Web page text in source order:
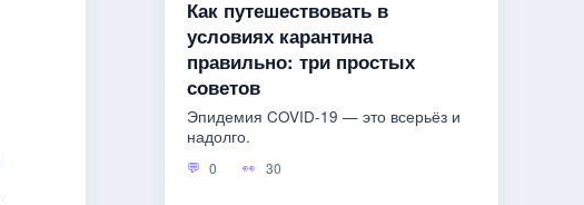
Как путешествовать в
условиях карантина
правильно: три простых
советов
Эпидемия COVID-19 — это всерьёз и
надолго.
0 30